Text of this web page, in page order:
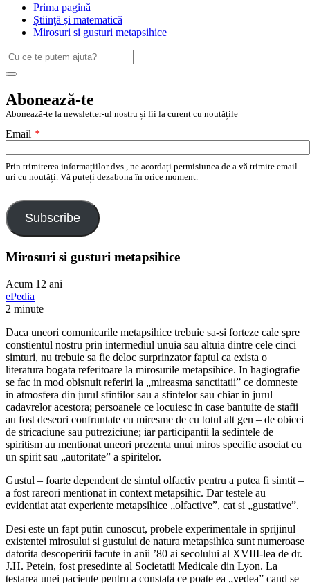
Prima pagină
Știinţă și matematică
Mirosuri si gusturi metapsihice
Caută
după:
Search
Abonează-te
Abonează-te la newsletter-ul nostru și fii la curent cu noutățile
Email *
Prin trimiterea informațiilor dvs., ne acordați permisiunea de a vă trimite email-
uri cu noutăți. Vă puteți dezabona în orice moment.
Subscribe
Mirosuri si gusturi metapsihice
Acum 12 ani
ePedia
2 minute
Daca uneori comunicarile metapsihice trebuie sa-si forteze cale spre
constientul nostru prin intermediul unuia sau altuia dintre cele cinci
simturi, nu trebuie sa fie deloc surprinzator faptul ca exista o
literatura bogata referitoare la mirosurile metapsihice. In hagiografie
se fac in mod obisnuit referiri la „mireasma sanctitatii” ce domneste
in atmosfera din jurul sfintilor sau a sfintelor sau chiar in jurul
cadavrelor acestora; persoanele ce locuiesc in case bantuite de stafii
au fost deseori confruntate cu miresme de cu totul alt gen – de obicei
de stricaciune sau putreziciune; iar participantii la sedintele de
spiritism au mentionat uneori prezenta unui miros specific asociat cu
un spirit sau „autoritate” a spiritelor.
Gustul – foarte dependent de simtul olfactiv pentru a putea fi simtit –
a fost rareori mentionat in context metapsihic. Dar testele au
evidentiat atat experiente metapsihice „olfactive”, cat si „gustative”.
Desi este un fapt putin cunoscut, probele experimentale in sprijinul
existentei mirosului si gustului de natura metapsihica sunt numeroase
datorita descoperirii facute in anii ’80 ai secolului al XVIII-lea de dr.
J.H. Petein, fost presedinte al Societatii Medicale din Lyon. La
testarea unei paciente pentru a constata ce poate ea „vedea” cand se